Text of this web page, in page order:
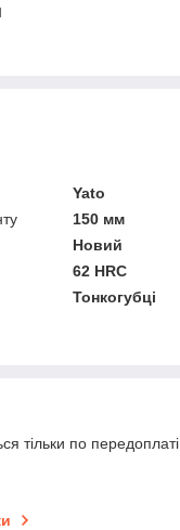
Yato
150 мм
Новий
62 HRC
Тонкогубці
тільки по передоплаті.